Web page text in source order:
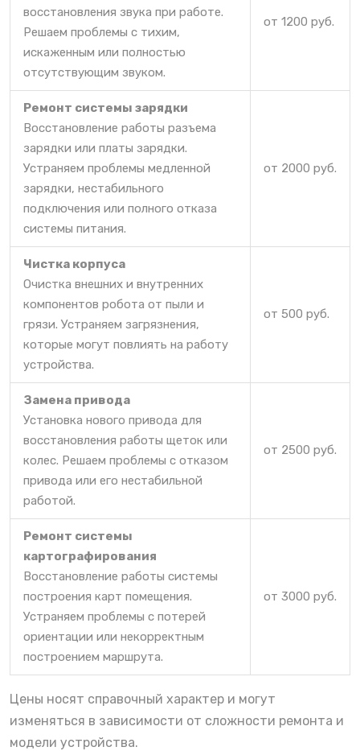
восстановления звука при работе.
Решаем проблемы с тихим,
искаженным или полностью
отсутствующим звуком.
от 1200 руб.
Ремонт системы зарядки
Восстановление работы разъема
зарядки или платы зарядки.
Устраняем проблемы медленной
зарядки, нестабильного
подключения или полного отказа
системы питания.
от 2000 руб.
Чистка корпуса
Очистка внешних и внутренних
компонентов робота от пыли и
грязи. Устраняем загрязнения,
которые могут повлиять на работу
устройства.
от 500 руб.
Замена привода
Установка нового привода для
восстановления работы щеток или
колес. Решаем проблемы с отказом
привода или его нестабильной
работой.
от 2500 руб.
Ремонт системы
картографирования
Восстановление работы системы
построения карт помещения.
Устраняем проблемы с потерей
ориентации или некорректным
построением маршрута.
от 3000 руб.
Цены носят справочный характер и могут
изменяться в зависимости от сложности ремонта и
модели устройства.